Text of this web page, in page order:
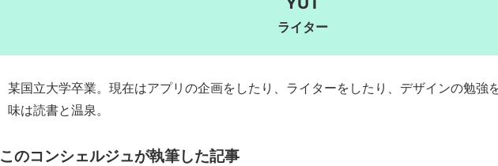
ライター
某国立大学卒業。現在はアプリの企画をしたり、ライターをしたり、デザインの勉強
味は読書と温泉。
このコンシェルジュが執筆した記事